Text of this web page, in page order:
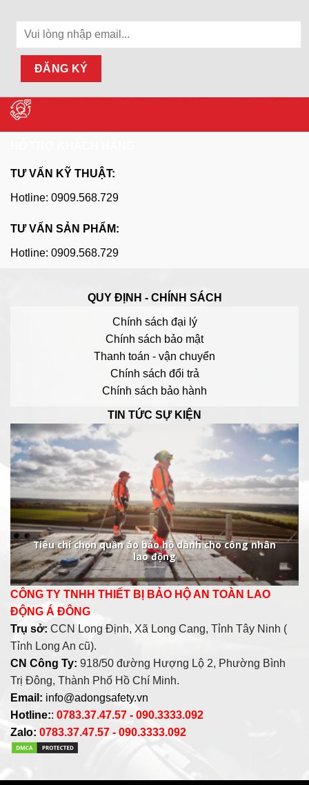
TƯ VẤN KỸ THUẬT:
Hotline: 0909.568.729
TƯ VẤN SẢN PHẨM:
Hotline: 0909.568.729
QUY ĐỊNH - CHÍNH SÁCH
Chính sách đại lý
Chính sách bảo mật
Thanh toán - vận chuyển
Chính sách đổi trả
Chính sách bảo hành
TIN TỨC SỰ KIỆN
Tiêu chí chọn quần áo bảo hộ dành cho công nhân
lao động
CÔNG TY TNHH THIẾT BỊ BẢO HỘ AN TOÀN LAO
ĐỘNG Á ĐÔNG
Trụ sở: CCN Long Định, Xã Long Cang, Tỉnh Tây Ninh (
Tỉnh Long An cũ).
CN Công Ty: 918/50 đường Hượng Lộ 2, Phường Bình
Trị Đông, Thành Phố Hồ Chí Minh.
Email: info@adongsafety.vn
Hotline:: 0783.37.47.57 - 090.3333.092
Zalo: 0783.37.47.57 - 090.3333.092